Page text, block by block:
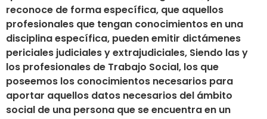
reconoce de forma específica, que aquellos
profesionales que tengan conocimientos en una
disciplina específica, pueden emitir dictámenes
periciales judiciales y extrajudiciales, Siendo las y
los profesionales de Trabajo Social, los que
poseemos los conocimientos necesarios para
aportar aquellos datos necesarios del ámbito
social de una persona que se encuentra en un